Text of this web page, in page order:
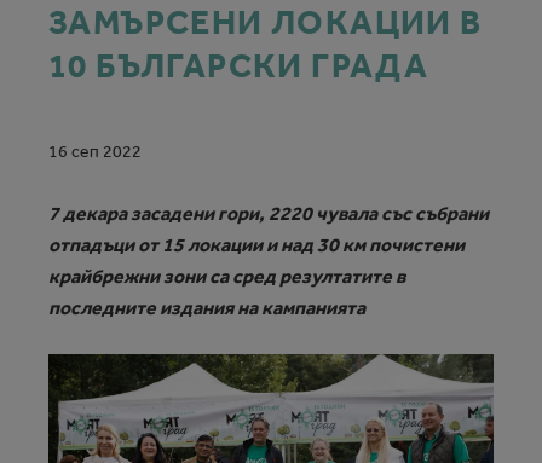
ЗАМЪРСЕНИ ЛОКАЦИИ В
10 БЪЛГАРСКИ ГРАДА
16 сеп 2022
7 декара засадени гори, 2220 чувала със събрани
отпадъци от 15 локации и над 30 км почистени
крайбрежни зони са сред резултатите в
последните издания на кампанията